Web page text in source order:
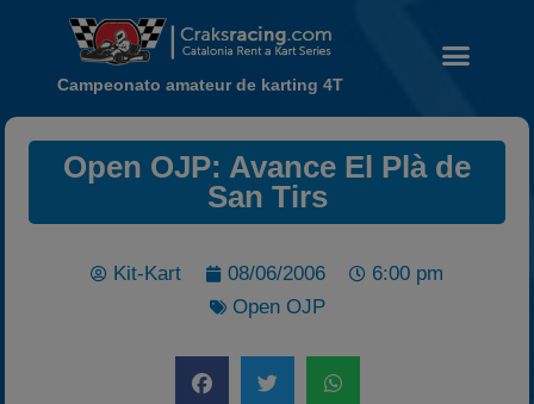
Noticias
Temporada 2026
Campeonato
Campeonato amateur de karting 4T
Open OJP: Avance El Plà de
San Tirs
Kit-Kart 08/06/2006
6:00 pm
Open OJP